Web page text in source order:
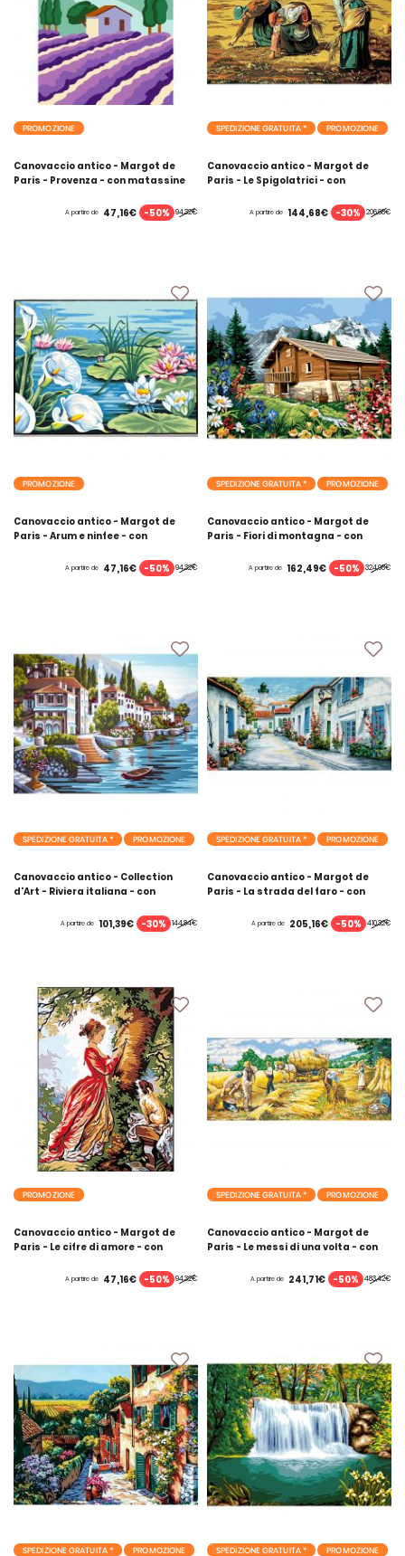
PROMOZIONE
Canovaccio antico - Margot de
Paris - Provenza - con matassine
94,32€
A partire de 47,16€ -50%
SPEDIZIONE GRATUITA * PROMOZIONE
Canovaccio antico - Margot de
Paris - Le Spigolatrici - con
206,68€
A partire de 144,68€ -30%
PROMOZIONE
Canovaccio antico - Margot de
Paris - Arum e ninfee - con
94,32€
A partire de 47,16€ -50%
SPEDIZIONE GRATUITA * PROMOZIONE
Canovaccio antico - Margot de
Paris - Fiori di montagna - con
324,98€
A partire de 162,49€ -50%
SPEDIZIONE GRATUITA * PROMOZIONE
Canovaccio antico - Collection
d'Art - Riviera italiana - con
144,84€
A partire de 101,39€ -30%
SPEDIZIONE GRATUITA * PROMOZIONE
Canovaccio antico - Margot de
Paris - La strada del faro - con
410,32€
A partire de 205,16€ -50%
PROMOZIONE
Canovaccio antico - Margot de
Paris - Le cifre di amore - con
94,32€
A partire de 47,16€ -50%
SPEDIZIONE GRATUITA * PROMOZIONE
Canovaccio antico - Margot de
Paris - Le messi di una volta - con
483,42€
A partire de 241,71€ -50%
SPEDIZIONE GRATUITA * PROMOZIONE SPEDIZIONE GRATUITA * PROMOZIONE